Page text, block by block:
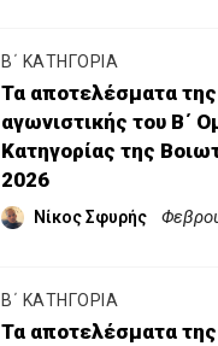
Β΄ ΚΑΤΗΓΟΡΙΑ
Τα αποτελέσματα
αγωνιστικής του Β΄
Κατηγορίας της
2026
Νίκος Σφυρής
Β΄ ΚΑΤΗΓΟΡΙΑ
Τα αποτελέσματα